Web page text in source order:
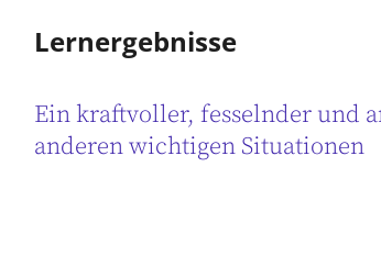
Lernergebnisse
Ein kraftvoller, fesselnder und
anderen wichtigen Situationen